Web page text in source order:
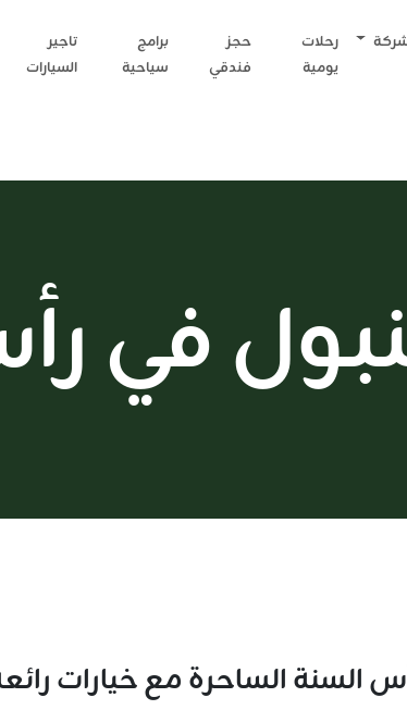
رحلات
يومية
حجز
فندقي
برامج
سياحية
تاجير
السيارات
في
السنة الساحرة مع خيارات